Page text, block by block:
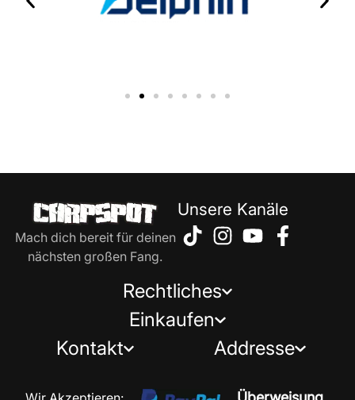
Mach dich bereit für deinen
nächsten großen Fang.
Unsere Kanäle
Rechtliches
Einkaufen
Kontakt
Addresse